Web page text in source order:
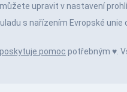
upravit v nastavení
s nařízením Evropské unie
poskytuje pomoc potřebným ♥️.